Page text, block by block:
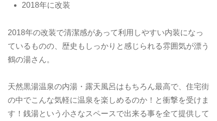
2018年に改装
2018年の改装で清潔感があって利用しやすい内装になっ
ているものの、歴史もしっかりと感じられる雰囲気が漂う
鶴の湯さん。
天然黒湯温泉の内湯・露天風呂はもちろん最高で、住宅街
の中でこんな気軽に温泉を楽しめるのか！と衝撃を受けま
す！銭湯という小さなスペースで出来る事を全て提供して